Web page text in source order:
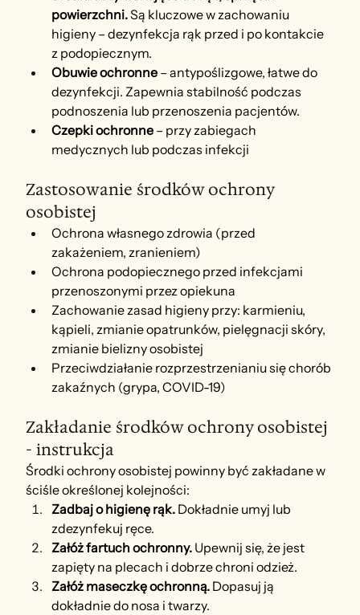
powierzchni. Są kluczowe w zachowaniu
higieny – dezynfekcja rąk przed i po kontakcie
z podopiecznym.
Obuwie ochronne – antypoślizgowe, łatwe do
dezynfekcji. Zapewnia stabilność podczas
podnoszenia lub przenoszenia pacjentów.
Czepki ochronne – przy zabiegach
medycznych lub podczas infekcji
Zastosowanie środków ochrony
osobistej
Ochrona własnego zdrowia (przed
zakażeniem, zranieniem)
Ochrona podopiecznego przed infekcjami
przenoszonymi przez opiekuna
Zachowanie zasad higieny przy: karmieniu,
kąpieli, zmianie opatrunków, pielęgnacji skóry,
zmianie bielizny osobistej
Przeciwdziałanie rozprzestrzenianiu się chorób
zakaźnych (grypa, COVID-19)
Zakładanie środków ochrony osobistej
- instrukcja
Środki ochrony osobistej powinny być zakładane w
ściśle określonej kolejności:
Zadbaj o higienę rąk. Dokładnie umyj lub
zdezynfekuj ręce.
Załóż fartuch ochronny. Upewnij się, że jest
zapięty na plecach i dobrze chroni odzież.
Załóż maseczkę ochronną. Dopasuj ją
dokładnie do nosa i twarzy.